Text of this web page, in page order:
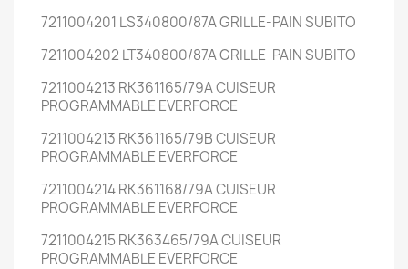
7211004201 LS340800/87A GRILLE-PAIN SUBITO
7211004202 LT340800/87A GRILLE-PAIN SUBITO
7211004213 RK361165/79A CUISEUR
PROGRAMMABLE EVERFORCE
7211004213 RK361165/79B CUISEUR
PROGRAMMABLE EVERFORCE
7211004214 RK361168/79A CUISEUR
PROGRAMMABLE EVERFORCE
7211004215 RK363465/79A CUISEUR
PROGRAMMABLE EVERFORCE